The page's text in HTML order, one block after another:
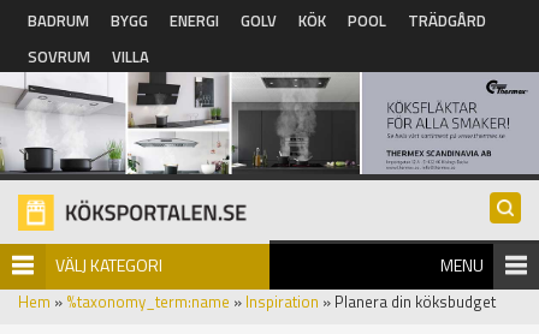
Hoppa till huvudinnehåll
BADRUM BYGG ENERGI GOLV KÖK POOL
TRÄDGÅRD
SOVRUM
VILLA
VÄLJ KATEGORI MENU
Hem » %taxonomy_term:name » Inspiration » Planera din köksbudget